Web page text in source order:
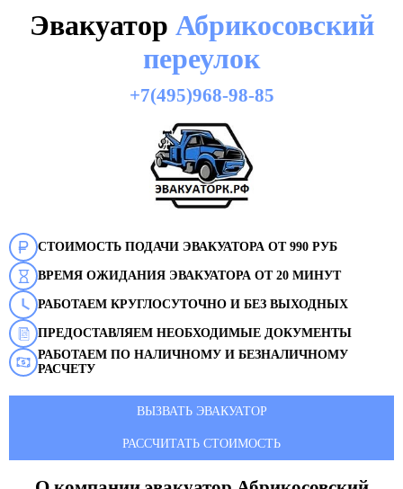
Эвакуатор Абрикосовский
переулок
+7(495)968-98-85
СТОИМОСТЬ ПОДАЧИ ЭВАКУАТОРА ОТ 990 РУБ
ВРЕМЯ ОЖИДАНИЯ ЭВАКУАТОРА ОТ 20 МИНУТ
РАБОТАЕМ КРУГЛОСУТОЧНО И БЕЗ ВЫХОДНЫХ
ПРЕДОСТАВЛЯЕМ НЕОБХОДИМЫЕ ДОКУМЕНТЫ
РАБОТАЕМ ПО НАЛИЧНОМУ И БЕЗНАЛИЧНОМУ
РАСЧЕТУ
ВЫЗВАТЬ ЭВАКУАТОР
РАССЧИТАТЬ СТОИМОСТЬ